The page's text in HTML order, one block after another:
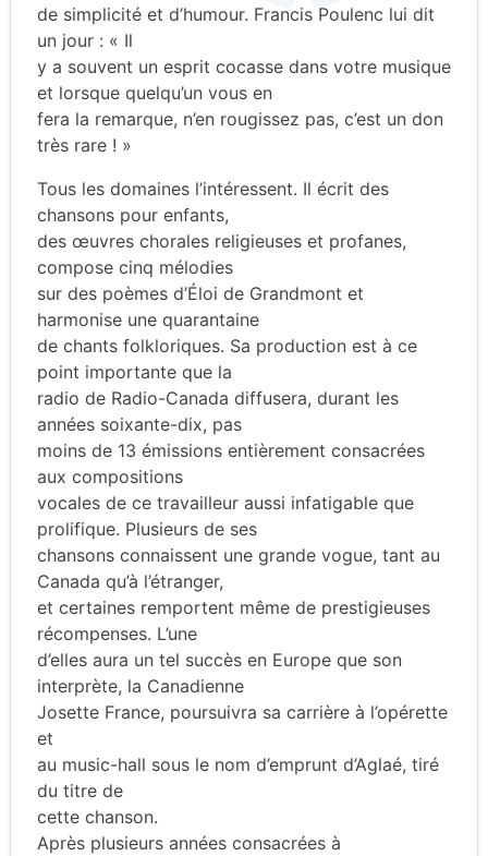
de simplicité et d’humour. Francis Poulenc lui dit
un jour : « Il
y a souvent un esprit cocasse dans votre musique
et lorsque quelqu’un vous en
fera la remarque, n’en rougissez pas, c’est un don
très rare ! »
Tous les domaines l’intéressent. Il écrit des
chansons pour enfants,
des œuvres chorales religieuses et profanes,
compose cinq mélodies
sur des poèmes d’Éloi de Grandmont et
harmonise une quarantaine
de chants folkloriques. Sa production est à ce
point importante que la
radio de Radio-Canada diffusera, durant les
années soixante-dix, pas
moins de 13 émissions entièrement consacrées
aux compositions
vocales de ce travailleur aussi infatigable que
prolifique. Plusieurs de ses
chansons connaissent une grande vogue, tant au
Canada qu’à l’étranger,
et certaines remportent même de prestigieuses
récompenses. L’une
d’elles aura un tel succès en Europe que son
interprète, la Canadienne
Josette France, poursuivra sa carrière à l’opérette
et
au music-hall sous le nom d’emprunt d’Aglaé, tiré
du titre de
cette chanson.
Après plusieurs années consacrées à